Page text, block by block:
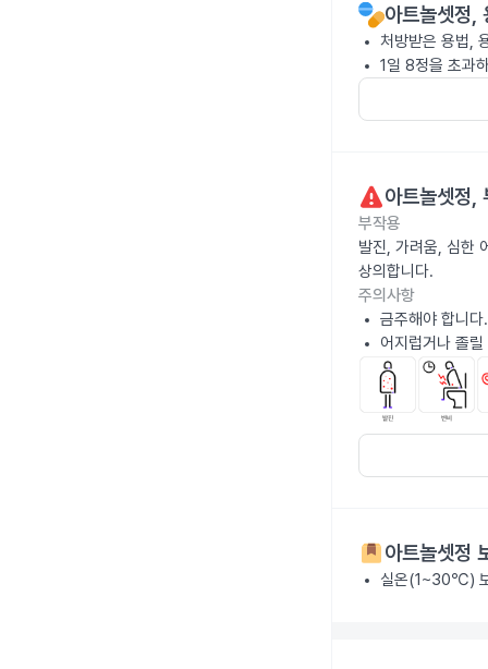
아트놀셋정,
처방받은 용법,
1일 8정을 초과
아트놀셋정,
부작용
발진, 가려움, 심한
상의합니다.
주의사항
금주해야 합니다.
어지럽거나 졸
아트놀셋정
실온(1~30℃)